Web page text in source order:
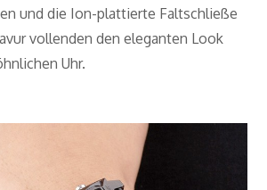
und die Ion-plattierte Faltschließe
vollenden den eleganten Look
Uhr.